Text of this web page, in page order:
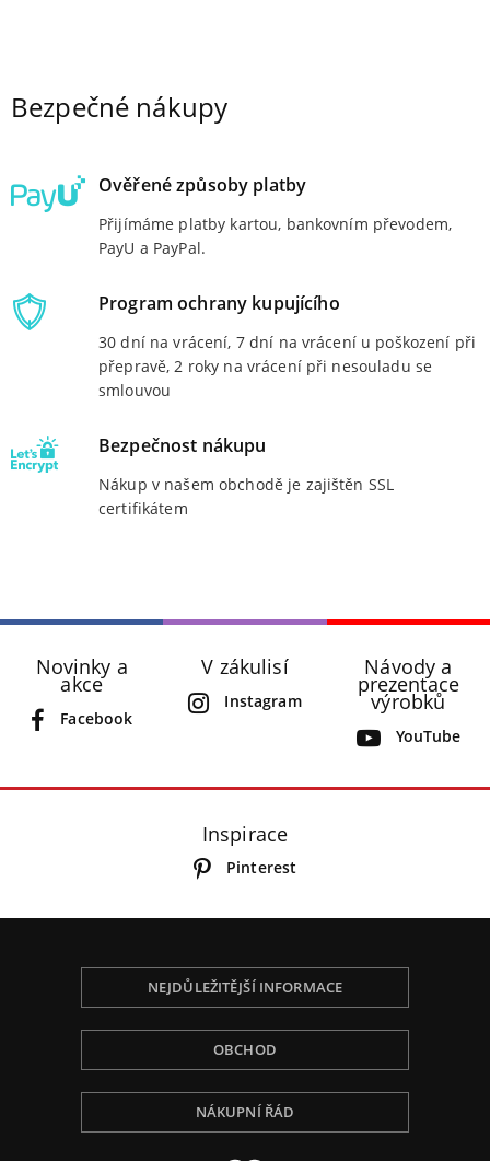
→
Bezpečné nákupy
Ověřené způsoby platby
Přijímáme platby kartou, bankovním převodem,
PayU a PayPal.
Program ochrany kupujícího
30 dní na vrácení, 7 dní na vrácení u poškození při
přepravě, 2 roky na vrácení při nesouladu se
smlouvou
Bezpečnost nákupu
Nákup v našem obchodě je zajištěn SSL
certifikátem
Novinky a
akce
Facebook
V zákulisí
Instagram
Návody a
prezentace
výrobků
YouTube
Inspirace
Pinterest
NEJDŮLEŽITĚJŠÍ INFORMACE
OBCHOD
NÁKUPNÍ ŘÁD
Používáme Cookies, abychom Vám poskytli tu
nejlepší zkušenost při procházení, přizpůsobili